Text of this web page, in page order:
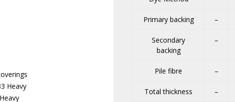
Heavy
Primary backing –
Secondary
backing
–
Pile fibre –
Total thickness –